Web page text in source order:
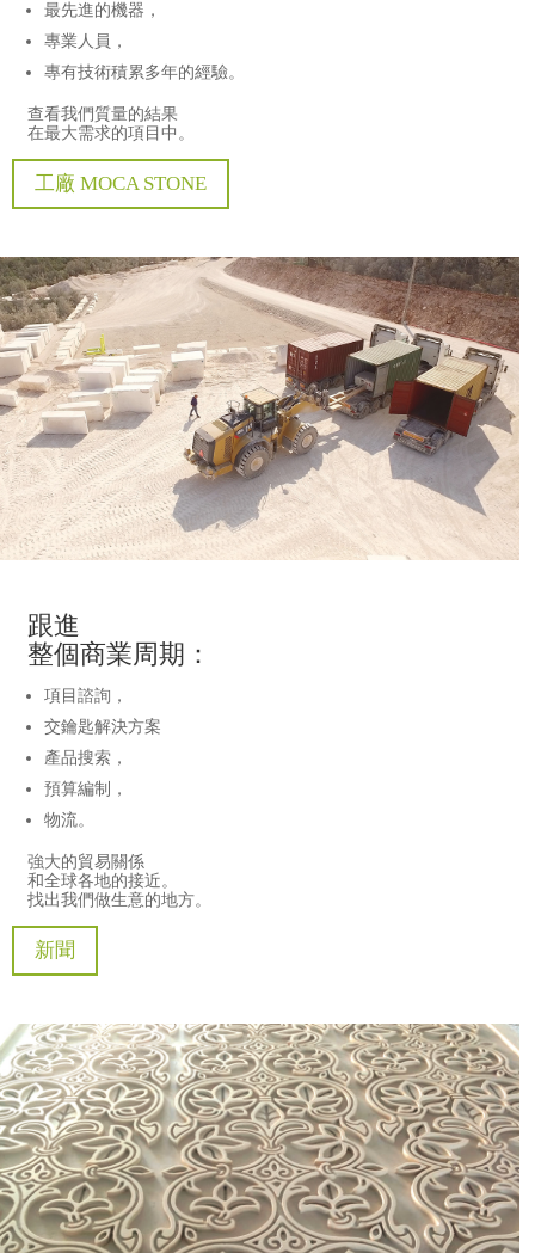
最先進的機器，
專業人員，
專有技術積累多年的經驗。
查看我們質量的結果
在最大需求的項目中。
工廠 MOCA STONE
跟進
整個商業周期：
項目諮詢，
交鑰匙解決方案
產品搜索，
預算編制，
物流。
強大的貿易關係
和全球各地的接近。
找出我們做生意的地方。
新聞